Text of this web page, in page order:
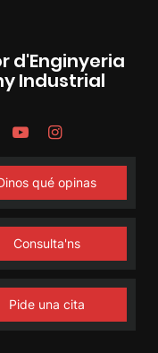
d'Enginyeria
Industrial
qué opinas
Consulta'ns
Pide una cita